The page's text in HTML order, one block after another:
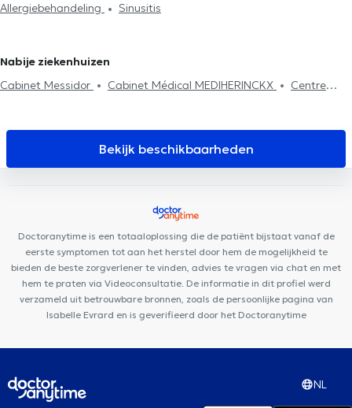
oorartsen (NKO) in Sint-Genesius-Rode
Neus-keel-en oorartsen (NKO) in La Hulpe
Neus-keel-en oorartsen (NKO) in Vilvoorde
Allergiebehandeling
Sinusitis
Nabije ziekenhuizen
Cabinet Messidor
Cabinet Médical MEDIHERINCKX
Centre
Work For It Centre Médical Walzin
Dentaire Vanderkindere
Ajra Clinic
Médi Vanderkindere
Centre Velia
Bekijk beschikbaarheden
Doctoranytime is een totaaloplossing die de patiënt bijstaat vanaf de
eerste symptomen tot aan het herstel door hem de mogelijkheid te
bieden de beste zorgverlener te vinden, advies te vragen via chat en met
hem te praten via Videoconsultatie. De informatie in dit profiel werd
verzameld uit betrouwbare bronnen, zoals de persoonlijke pagina van
Isabelle Evrard en is geverifieerd door het Doctoranytime
NL